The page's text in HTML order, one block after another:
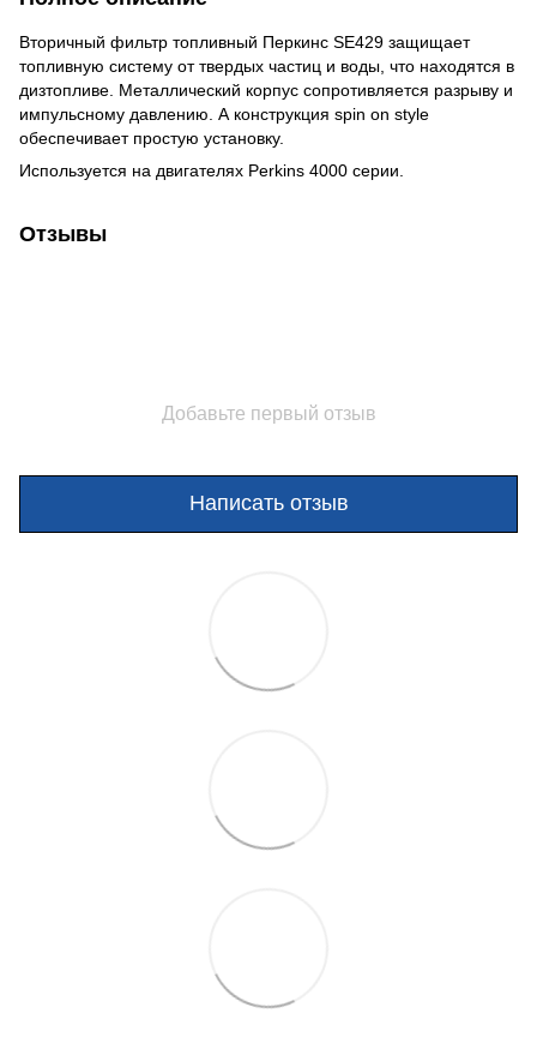
Вторичный фильтр топливный Перкинс SE429 защищает
топливную систему от твердых частиц и воды, что находятся в
дизтопливе. Металлический корпус сопротивляется разрыву и
импульсному давлению. А конструкция spin on style
обеспечивает простую установку.
Используется на двигателях Perkins 4000 серии.
Отзывы
Добавьте первый отзыв
Написать отзыв